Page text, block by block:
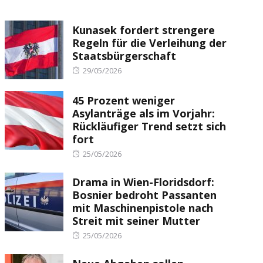
Kunasek fordert strengere
Regeln für die Verleihung der
Staatsbürgerschaft
Posted
29/05/2026
45 Prozent weniger
Asylanträge als im Vorjahr:
Rückläufiger Trend setzt sich
fort
Posted
25/05/2026
Drama in Wien-Floridsdorf:
Bosnier bedroht Passanten
mit Maschinenpistole nach
Streit mit seiner Mutter
Posted
25/05/2026